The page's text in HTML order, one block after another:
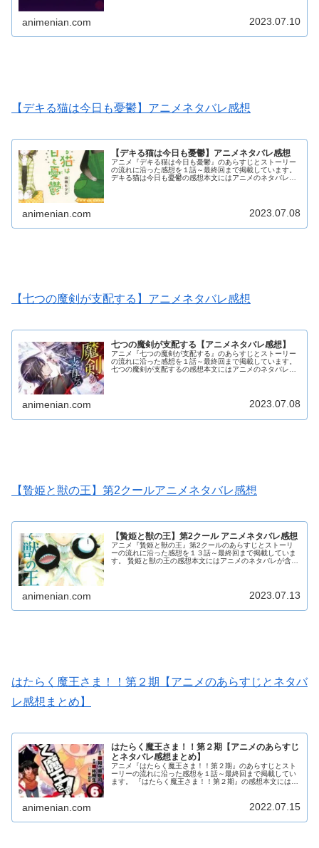
クギャザリングの感想本文にはアニメのネタバレが含まれ
る場合がありますので、ご了承の上お読みください。
animenian.com 2023.07.10
【デキる猫は今日も憂鬱】アニメネタバレ感想
【デキる猫は今日も憂鬱】アニメネタバレ感想
アニメ『デキる猫は今日も憂鬱』のあらすじとストーリー
の流れに沿った感想を１話～最終回まで掲載しています。
デキる猫は今日も憂鬱の感想本文にはアニメのネタバレが
animenian.com 2023.07.08
【七つの魔剣が支配する】アニメネタバレ感想
七つの魔剣が支配する【アニメネタバレ感想】
アニメ『七つの魔剣が支配する』のあらすじとストーリー
の流れに沿った感想を１話～最終回まで掲載しています。
七つの魔剣が支配するの感想本文にはアニメのネタバレが
animenian.com 2023.07.08
【贄姫と獣の王】第2クールアニメネタバレ感想
【贄姫と獣の王】第2クール アニメネタバレ感想
アニメ『贄姫と獣の王』第2クールのあらすじとストーリ
ーの流れに沿った感想を１３話～最終回まで掲載していま
す。 贄姫と獣の王の感想本文にはアニメのネタバレが含ま
animenian.com 2023.07.13
はたらく魔王さま！！第２期【アニメのあらすじとネタバ
レ感想まとめ】
はたらく魔王さま！！第２期【アニメのあらすじ
とネタバレ感想まとめ】
アニメ『はたらく魔王さま！！第２期』のあらすじとスト
ーリーの流れに沿った感想を１話～最終回まで掲載してい
ます。 『はたらく魔王さま！！第２期』の感想本文にはア
animenian.com 2022.07.15